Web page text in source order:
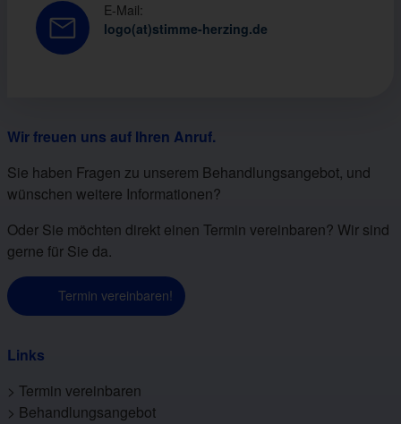
E-Mail:
logo(at)stimme-herzing.de
Wir freuen uns auf Ihren Anruf.
Sie haben Fragen zu unserem Behandlungsangebot, und
wünschen weitere Informationen?
Oder Sie möchten direkt einen Termin vereinbaren? Wir sind
gerne für Sie da.
Termin vereinbaren!
Links
> Termin vereinbaren
> Behandlungsangebot